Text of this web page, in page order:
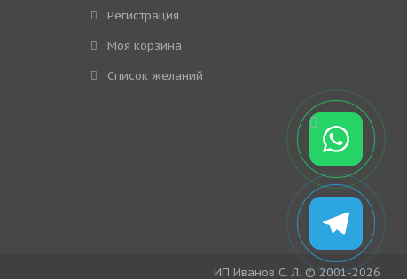
Регистрация
Моя корзина
Cписок желаний
ИП Иванов С. Л. © 2001-2026